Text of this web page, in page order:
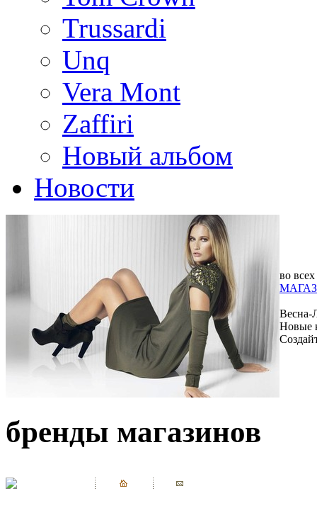
Trussardi
Unq
Vera Mont
Zaffiri
Новый альбом
Новости
во всех
Весна-
Новые
бренды магазинов